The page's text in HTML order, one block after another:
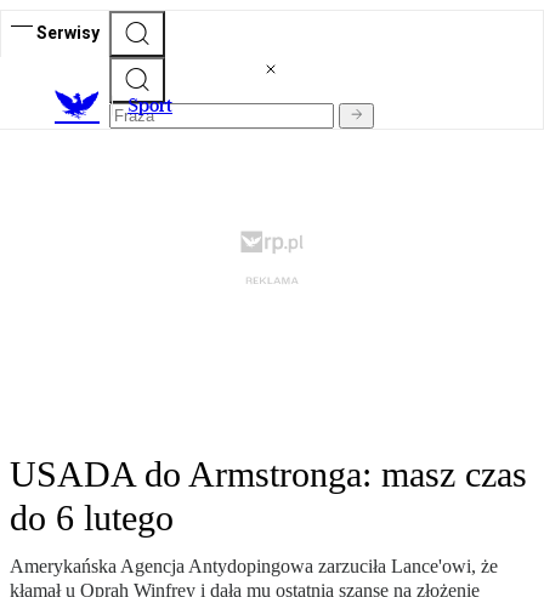
Serwisy
Sport
USADA do Armstronga: masz czas
do 6 lutego
Amerykańska Agencja Antydopingowa zarzuciła Lance'owi, że
kłamał u Oprah Winfrey i dała mu ostatnią szansę na złożenie